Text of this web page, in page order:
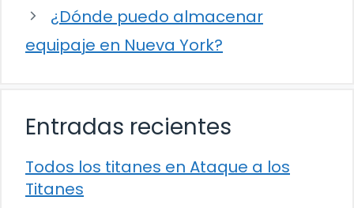
¿Dónde puedo almacenar
equipaje en Nueva York?
Entradas recientes
Todos los titanes en Ataque a los
Titanes